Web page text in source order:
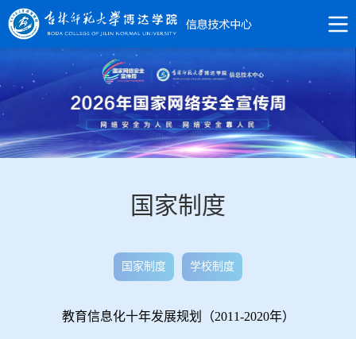
国家制度
国家制度 学校制度
教育信息化十年发展规划（2011-2020年）